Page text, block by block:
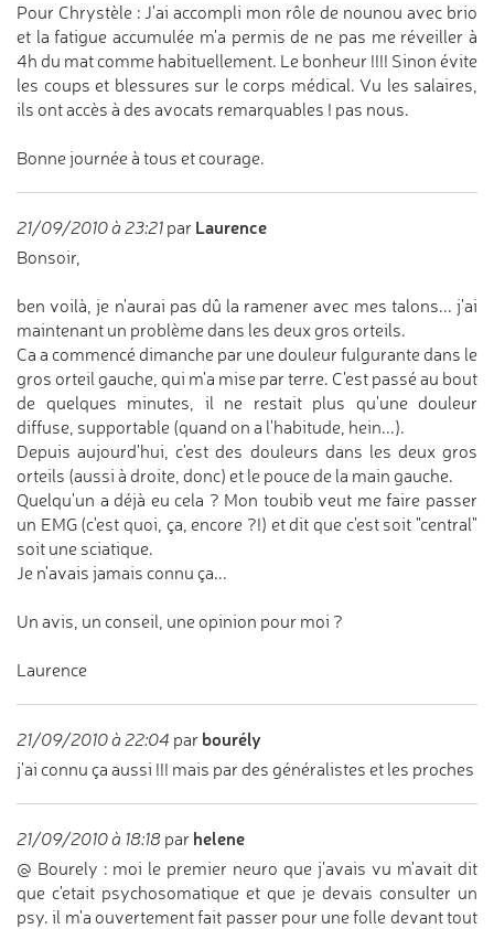
Pour Chrystèle : J'ai accompli mon rôle de nounou avec brio
et la fatigue accumulée m'a permis de ne pas me réveiller à
4h du mat comme habituellement. Le bonheur !!!! Sinon évite
les coups et blessures sur le corps médical. Vu les salaires,
ils ont accès à des avocats remarquables ! pas nous.
Bonne journée à tous et courage.
21/09/2010 à 23:21 par Laurence
Bonsoir,
ben voilà, je n'aurai pas dû la ramener avec mes talons... j'ai
maintenant un problème dans les deux gros orteils.
Ca a commencé dimanche par une douleur fulgurante dans le
gros orteil gauche, qui m'a mise par terre. C'est passé au bout
de quelques minutes, il ne restait plus qu'une douleur
diffuse, supportable (quand on a l'habitude, hein...).
Depuis aujourd'hui, c'est des douleurs dans les deux gros
orteils (aussi à droite, donc) et le pouce de la main gauche.
Quelqu'un a déjà eu cela ? Mon toubib veut me faire passer
un EMG (c'est quoi, ça, encore ?!) et dit que c'est soit "central"
soit une sciatique.
Je n'avais jamais connu ça...
Un avis, un conseil, une opinion pour moi ?
Laurence
21/09/2010 à 22:04 par bourély
j'ai connu ça aussi !!! mais par des généralistes et les proches
21/09/2010 à 18:18 par helene
@ Bourely : moi le premier neuro que j'avais vu m'avait dit
que c'etait psychosomatique et que je devais consulter un
psy. il m'a ouvertement fait passer pour une folle devant tout